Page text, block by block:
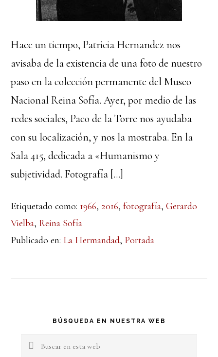
Hace un tiempo, Patricia Hernandez nos
avisaba de la existencia de una foto de nuestro
paso en la colección permanente del Museo
Nacional Reina Sofía. Ayer, por medio de las
redes sociales, Paco de la Torre nos ayudaba
con su localización, y nos la mostraba. En la
Sala 415, dedicada a «Humanismo y
subjetividad. Fotografía […]
Etiquetado como: 1966, 2016,fotografía,Gerardo
Vielba, Reina Sofía
Publicado en: La Hermandad, Portada
Barra
lateral
BÚSQUEDA EN NUESTRA WEB
Buscar